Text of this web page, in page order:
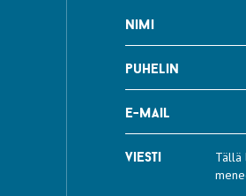
nimi
puhelin
e-mail
viesti